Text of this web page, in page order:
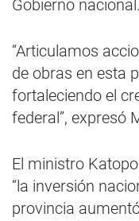
Gobierno nacional.
“Articulamos
de obras en esta
fortaleciendo el
federal”, expresó
El ministro
“la inversión
provincia